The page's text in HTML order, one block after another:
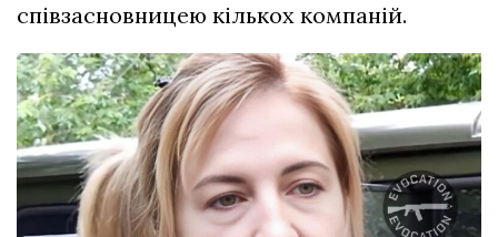
співзасновницею кількох компаній.